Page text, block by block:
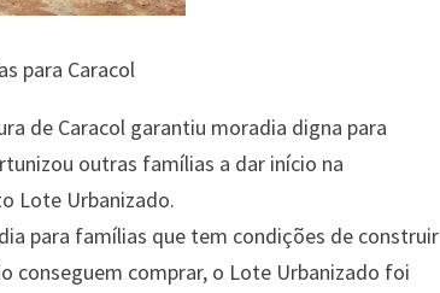
para Caracol
de Caracol garantiu moradia digna para
outras famílias a dar início na
Lote Urbanizado.
para famílias que tem condições de construir
conseguem comprar, o Lote Urbanizado foi